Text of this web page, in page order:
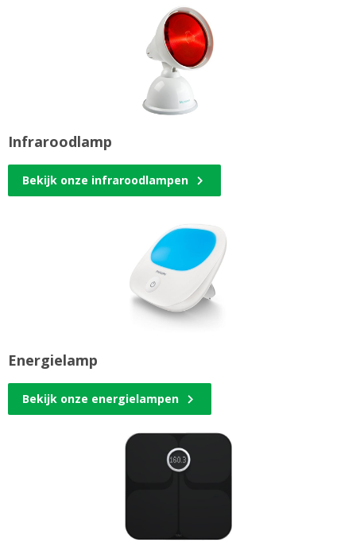
Infraroodlamp
Bekijk onze infraroodlampen
Energielamp
Bekijk onze energielampen